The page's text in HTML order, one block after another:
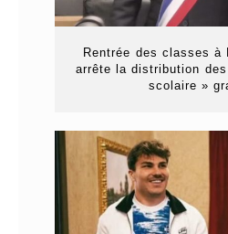
Rentrée des classes
arrête la distribution
scolaire »